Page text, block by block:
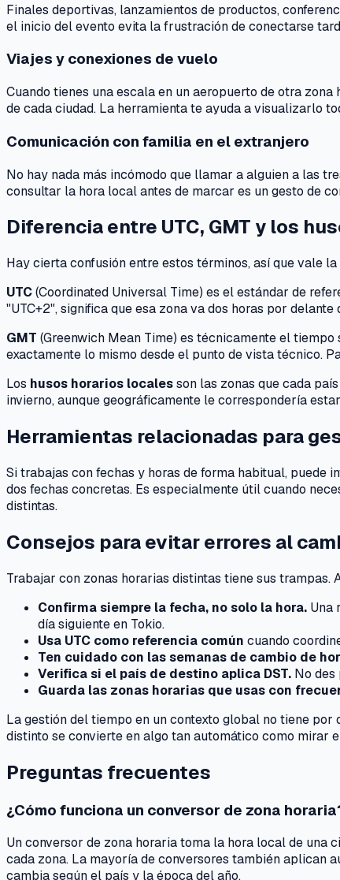
Finales deportivas, lanzamientos de productos,
el inicio del evento evita la frustración de conectarse
Viajes y conexiones de vuelo
Cuando tienes una escala en un aeropuerto de otra
de cada ciudad. La herramienta te ayuda a visualizarlo
Comunicación con familia en el extranjero
No hay nada más incómodo que llamar a alguien a las
consultar la hora local antes de marcar es un gesto de
Diferencia entre UTC, GMT y los
Hay cierta confusión entre estos términos, así que vale
UTC(Coordinated Universal Time) es el estándar de
"UTC+2", significa que esa zona va dos horas por
GMT (Greenwich Mean Time) es técnicamente el tiempo
exactamente lo mismo desde el punto de vista técnico.
Los husos horarios localesson las zonas que cada
invierno, aunque geográficamente le correspondería
Herramientas relacionadas para
Si trabajas con fechas y horas de forma habitual, puede
dos fechas concretas. Es especialmente útil cuando
distintas.
Consejos para evitar errores al
Trabajar con zonas horarias distintas tiene sus
Confirma siempre la fecha, no solo la hora. Una
día siguiente en Tokio.
Usa UTC como referencia común cuando
Ten cuidado con las semanas de cambio de
Verifica si el país de destino aplica DST. No des
Guarda las zonas horarias que usas con
La gestión del tiempo en un contexto global no tiene
distinto se convierte en algo tan automático como mirar
Preguntas frecuentes
¿Cómo funciona un conversor de zona
Un conversor de zona horaria toma la hora local de una
cada zona. La mayoría de conversores también aplican
cambia según el país y la época del año.